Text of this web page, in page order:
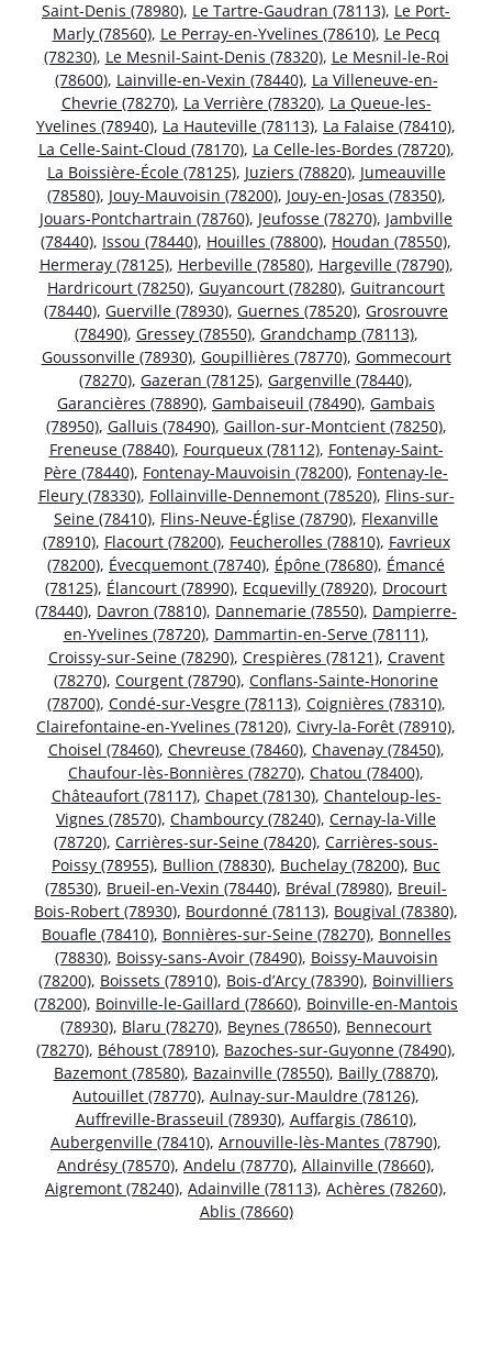
Saint-Denis (78980), Le Tartre-Gaudran (78113), Le Port-
Marly (78560), Le Perray-en-Yvelines (78610), Le Pecq
(78230), Le Mesnil-Saint-Denis (78320), Le Mesnil-le-Roi
(78600), Lainville-en-Vexin (78440), La Villeneuve-en-
Chevrie (78270), La Verrière (78320), La Queue-les-
Yvelines (78940), La Hauteville (78113), La Falaise (78410),
La Celle-Saint-Cloud (78170), La Celle-les-Bordes (78720),
La Boissière-École (78125), Juziers (78820), Jumeauville
(78580), Jouy-Mauvoisin (78200), Jouy-en-Josas (78350),
Jouars-Pontchartrain (78760), Jeufosse (78270), Jambville
(78440), Issou (78440), Houilles (78800), Houdan (78550),
Hermeray (78125), Herbeville (78580), Hargeville (78790),
Hardricourt (78250), Guyancourt (78280), Guitrancourt
(78440), Guerville (78930), Guernes (78520), Grosrouvre
(78490), Gressey (78550), Grandchamp (78113),
Goussonville (78930), Goupillières (78770), Gommecourt
(78270), Gazeran (78125), Gargenville (78440),
Garancières (78890), Gambaiseuil (78490), Gambais
(78950), Galluis (78490), Gaillon-sur-Montcient (78250),
Freneuse (78840), Fourqueux (78112), Fontenay-Saint-
Père (78440), Fontenay-Mauvoisin (78200), Fontenay-le-
Fleury (78330), Follainville-Dennemont (78520), Flins-sur-
Seine (78410), Flins-Neuve-Église (78790), Flexanville
(78910), Flacourt (78200), Feucherolles (78810), Favrieux
(78200), Évecquemont (78740), Épône (78680), Émancé
(78125), Élancourt (78990), Ecquevilly (78920), Drocourt
(78440), Davron (78810), Dannemarie (78550), Dampierre-
en-Yvelines (78720), Dammartin-en-Serve (78111),
Croissy-sur-Seine (78290), Crespières (78121), Cravent
(78270), Courgent (78790), Conflans-Sainte-Honorine
(78700), Condé-sur-Vesgre (78113), Coignières (78310),
Clairefontaine-en-Yvelines (78120), Civry-la-Forêt (78910),
Choisel (78460), Chevreuse (78460), Chavenay (78450),
Chaufour-lès-Bonnières (78270), Chatou (78400),
Châteaufort (78117), Chapet (78130), Chanteloup-les-
Vignes (78570), Chambourcy (78240), Cernay-la-Ville
(78720), Carrières-sur-Seine (78420), Carrières-sous-
Poissy (78955), Bullion (78830), Buchelay (78200), Buc
(78530), Brueil-en-Vexin (78440), Bréval (78980), Breuil-
Bois-Robert (78930), Bourdonné (78113), Bougival (78380),
Bouafle (78410), Bonnières-sur-Seine (78270), Bonnelles
(78830), Boissy-sans-Avoir (78490), Boissy-Mauvoisin
(78200), Boissets (78910), Bois-d’Arcy (78390), Boinvilliers
(78200), Boinville-le-Gaillard (78660), Boinville-en-Mantois
(78930), Blaru (78270), Beynes (78650), Bennecourt
(78270), Béhoust (78910), Bazoches-sur-Guyonne (78490),
Bazemont (78580), Bazainville (78550), Bailly (78870),
Autouillet (78770), Aulnay-sur-Mauldre (78126),
Auffreville-Brasseuil (78930), Auffargis (78610),
Aubergenville (78410), Arnouville-lès-Mantes (78790),
Andrésy (78570), Andelu (78770), Allainville (78660),
Aigremont (78240), Adainville (78113), Achères (78260),
Ablis (78660)